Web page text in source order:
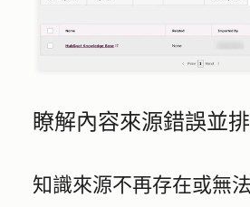
瞭解內容來源錯誤並
知識來源不再存在或無